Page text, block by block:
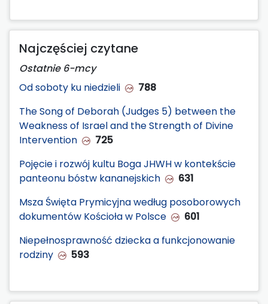
Najczęściej czytane
Ostatnie 6-mcy
Od soboty ku niedzieli
788
The Song of Deborah (Judges 5) between the
Weakness of Israel and the Strength of Divine
Intervention
725
Pojęcie i rozwój kultu Boga JHWH w kontekście
panteonu bóstw kananejskich
631
Msza Święta Prymicyjna według posoborowych
dokumentów Kościoła w Polsce
601
Niepełnosprawność dziecka a funkcjonowanie
rodziny
593